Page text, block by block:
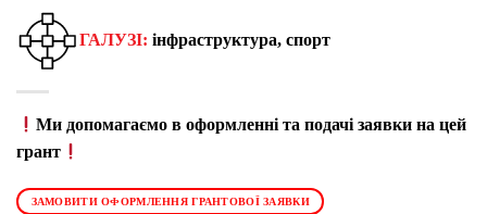
ГАЛУЗІ: інфраструктура, спорт
Ми допомагаємо в оформленні та подачі заявки на цей
грант
ЗАМОВИТИ ОФОРМЛЕННЯ ГРАНТОВОЇ ЗАЯВКИ